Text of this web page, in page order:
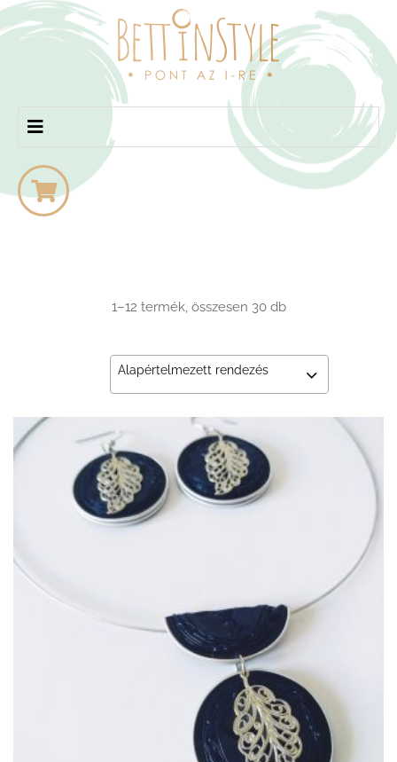
bettinstyle
1–12 termék, összesen 30 db
Alapértelmezett rendezés